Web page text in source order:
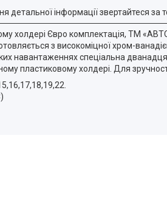
детальної інформації звертайтеся за
холдері Євро комплектація, ТМ
з високоміцної хром-
навантаженнях спеціальна
пластиковому холдері. Для